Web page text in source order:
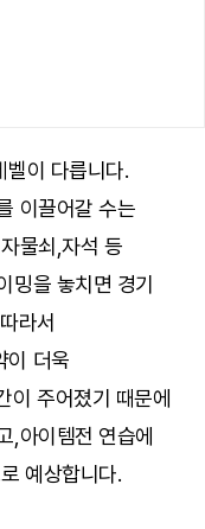
이 다릅니다.
이끌어갈 수는
물쇠,자석 등
밍을 놓치면 경기
라서
이 더욱
이 주어졌기 때문에
,아이템전 연습에
예상합니다.